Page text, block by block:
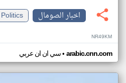
اخبار الصومال
Politics
NR49KM
سي ان ان عربي• arabic.cnn.com